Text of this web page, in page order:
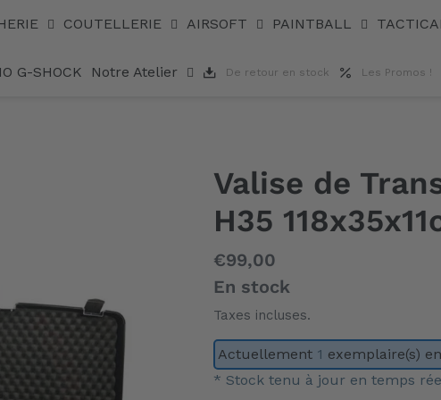
COUTELLERIE AIRSOFT PAINTBALL
G-SHOCK Notre Atelier De retour en stock Les Promos !
Valise de
H35
Prix
normal
€99,00
En stock
Taxes incluses.
Actuellement 1 exemplaire(s)
* Stock tenu à jour en temps